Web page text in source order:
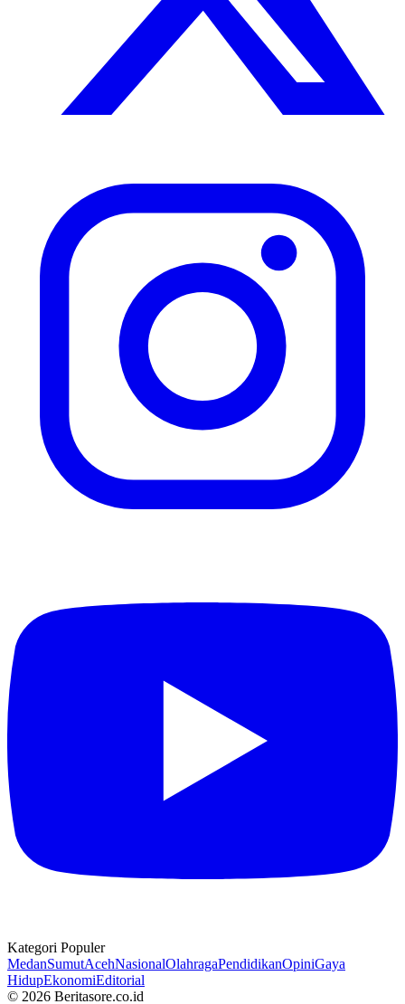
Kategori Populer
MedanSumutAcehNasionalOlahragaPendidikanOpiniGaya
HidupEkonomiEditorial
© 2026 Beritasore.co.id